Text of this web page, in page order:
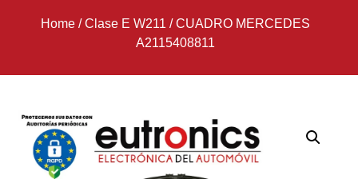
Home /Clase E W211 /CUADRO MERCEDES
A2115408811